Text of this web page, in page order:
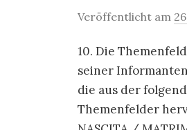
Veröffentlicht am
10. Die
seiner
die aus der
Themenfelder